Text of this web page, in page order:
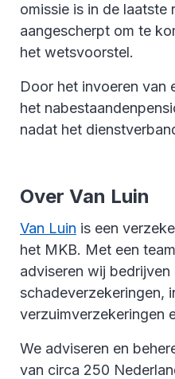
omissie is in de laatste
aangescherpt om te
het wetsvoorstel.
Door het invoeren van
het
nadat het
Over Van Luin
Van Luin is een
het MKB. Met een
adviseren wij bedrijven
schadeverzekeringen,
verzuimverzekeringen
We adviseren en
van circa 250